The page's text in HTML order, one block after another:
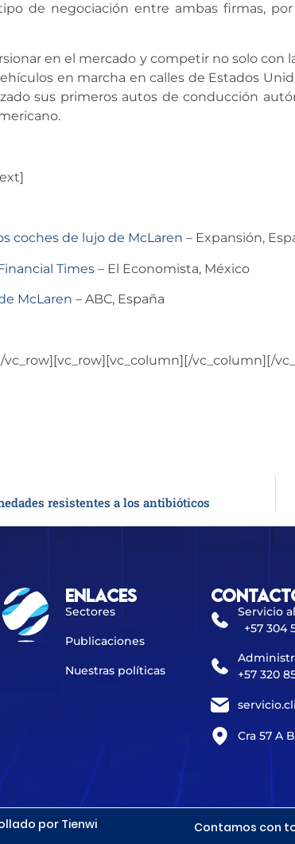
de negociación entre ambas firmas,
en el mercado y competir no solo con
en marcha en calles de Estados
sus primeros autos de conducción
coches de lujo de McLaren – Expansión,
Times – El Economista, México
McLaren – ABC, España
vc_column][/
resistentes a los antibióticos
Enlaces
Sectores
Publicaciones
Nuestras políticas
Servicio
+57 304
+57 320
Cra 57 A
por Tienwi Contamos con